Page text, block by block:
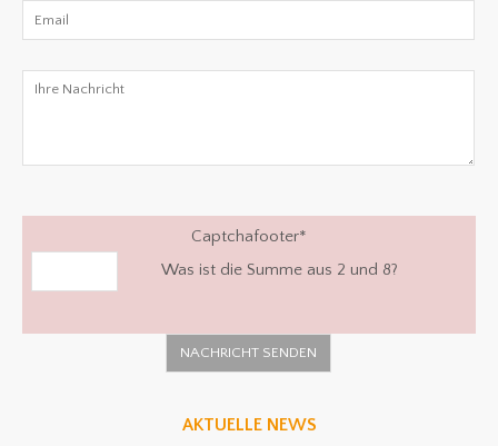
Captchafooter*
Was ist die Summe aus 2 und 8?
AKTUELLE NEWS